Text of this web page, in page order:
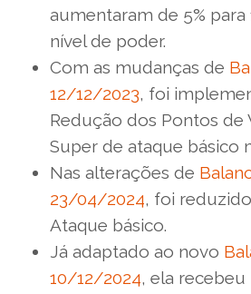
aumentaram de 5% para
nível de poder.
Com as mudanças de
12/12/2023, foi
Redução dos Pontos de
Super de ataque básico
Nas alterações de
23/04/2024, foi
Ataque básico.
Já adaptado ao novo
10/12/2024, ela recebeu